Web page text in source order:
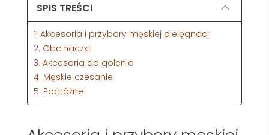
SPIS TREŚCI
1. Akcesoria i przybory męskiej pielęgnacji
2. Obcinaczki
3. Akcesoria do golenia
4. Męskie czesanie
5. Podróżne